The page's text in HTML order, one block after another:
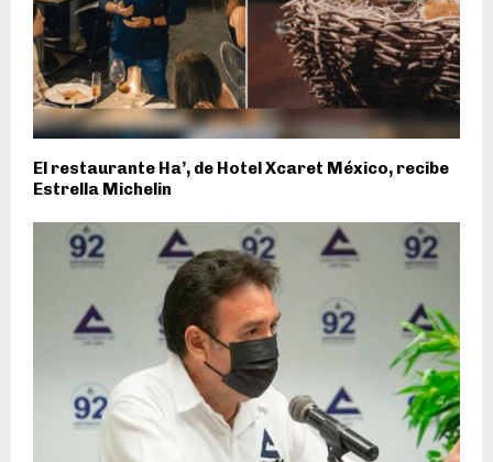
El restaurante Ha’, de Hotel Xcaret México, recibe
Estrella Michelin